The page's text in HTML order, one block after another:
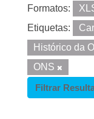
Formatos:
Etiquetas:
Histórico da
ONS
Filtrar